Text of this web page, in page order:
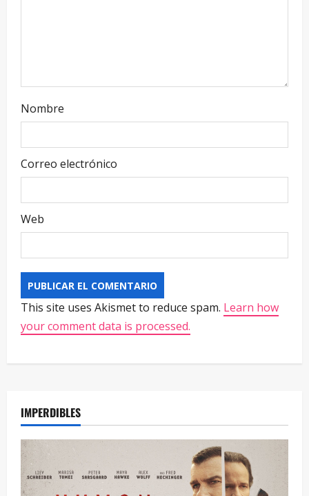
Nombre
Correo electrónico
Web
This site uses Akismet to reduce spam. Learn how
your comment data is processed.
IMPERDIBLES